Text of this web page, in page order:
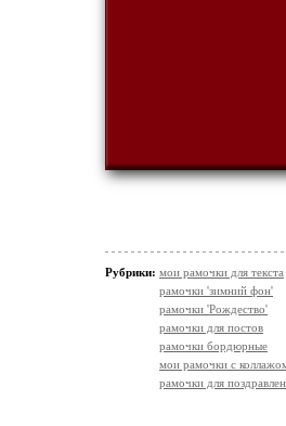
Рубрики: мои рамочки для текста
рамочки 'зимний фон'
рамочки 'Рождество'
рамочки для постов
рамочки бордюрные
мои рамочки с
рамочки для